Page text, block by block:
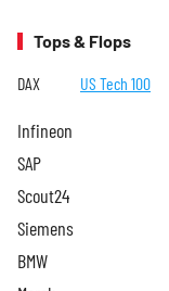
Tops & Flops
DAX US Tech 100
Infineon
SAP
Scout24
Siemens
BMW